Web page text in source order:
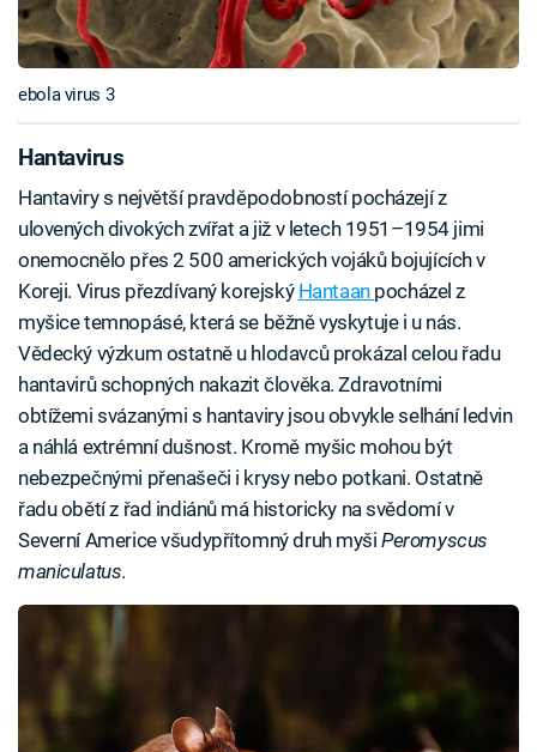
ebola virus 3
Hantavirus
Hantaviry s největší pravděpodobností pocházejí z
ulovených divokých zvířat a již v letech 1951–1954 jimi
onemocnělo přes 2 500 amerických vojáků bojujících v
Koreji. Virus přezdívaný korejský Hantaan pocházel z
myšice temnopásé, která se běžně vyskytuje i u nás.
Vědecký výzkum ostatně u hlodavců prokázal celou řadu
hantavirů schopných nakazit člověka. Zdravotními
obtížemi svázanými s hantaviry jsou obvykle selhání ledvin
a náhlá extrémní dušnost. Kromě myšic mohou být
nebezpečnými přenašeči i krysy nebo potkani. Ostatně
řadu obětí z řad indiánů má historicky na svědomí v
Severní Americe všudypřítomný druh myšiPeromyscus
maniculatus.